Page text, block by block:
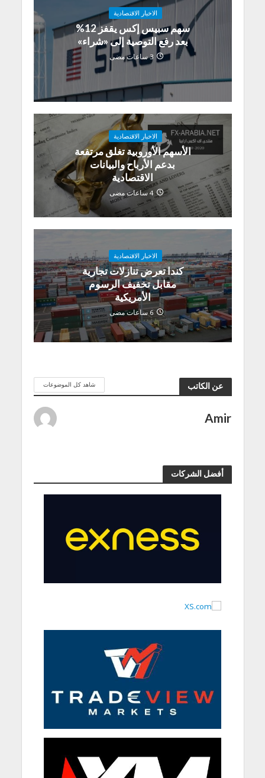
الاخبار الاقتصادية
سهم سبيس إكس يقفز 12%
بعد رفع التوصية إلى «شراء»
3 ساعات مضى
الاخبار الاقتصادية
الأسهم الأوروبية تغلق مرتفعة
بدعم الأرباح والبيانات
الاقتصادية
4 ساعات مضى
الاخبار الاقتصادية
كندا تعرض تنازلات تجارية
مقابل تخفيف الرسوم
الأمريكية
6 ساعات مضى
عن الكاتب شاهد كل الموضوعات
Amir
أفضل الشركات